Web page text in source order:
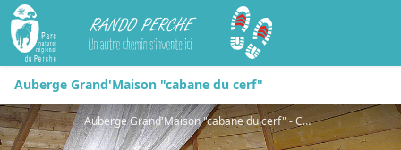
Rando Perche
Auberge Grand'Maison "cabane du cerf"
Auberge Grand'Maison "cabane du cerf" - CDT 28